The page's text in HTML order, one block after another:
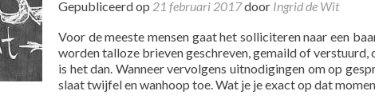
Gepubliceerd op 21 februari 2017door Ingrid de Wit
Voor de meeste mensen gaat het solliciteren naar een
worden talloze brieven geschreven, gemaild of verstuurd,
is het dan. Wanneer vervolgens uitnodigingen om op
slaat twijfel en wanhoop toe. Wat je je exact op dat